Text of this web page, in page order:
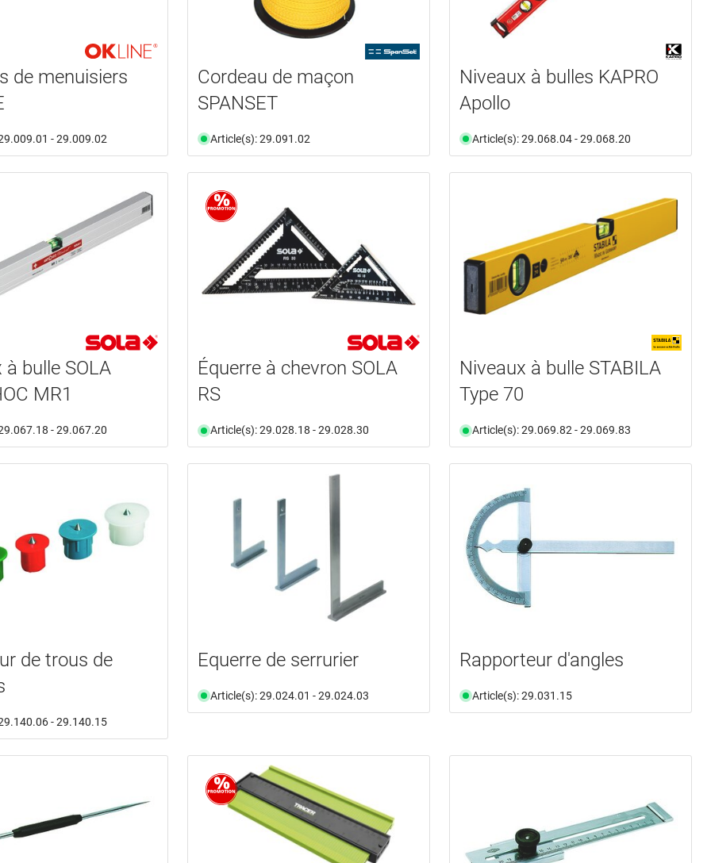
de menuisiers
- 29.009.02
Cordeau de maçon
SPANSET
Article(s): 29.091.02
Niveaux à bulles KAPRO
Apollo
Article(s): 29.068.04 - 29.068.20
à bulle SOLA
MR1
- 29.067.20
Équerre à chevron SOLA
RS
Article(s): 29.028.18 - 29.028.30
Niveaux à bulle STABILA
Type 70
Article(s): 29.069.82 - 29.069.83
de trous de
- 29.140.15
Equerre de serrurier
Article(s): 29.024.01 - 29.024.03
Rapporteur d'angles
Article(s): 29.031.15